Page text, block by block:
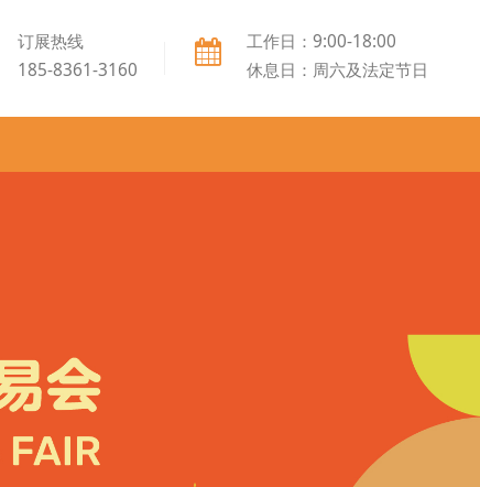
订展热线
185-8361-3160
工作日：9:00-18:00
休息日：周六及法定节日